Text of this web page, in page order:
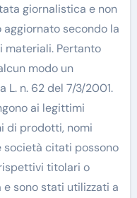
giornalistica e non
secondo la
Pertanto
modo un
n. 62 del 7/3/2001.
ai legittimi
di prodotti, nomi
citati possono
titolari o
sono stati utilizzati a